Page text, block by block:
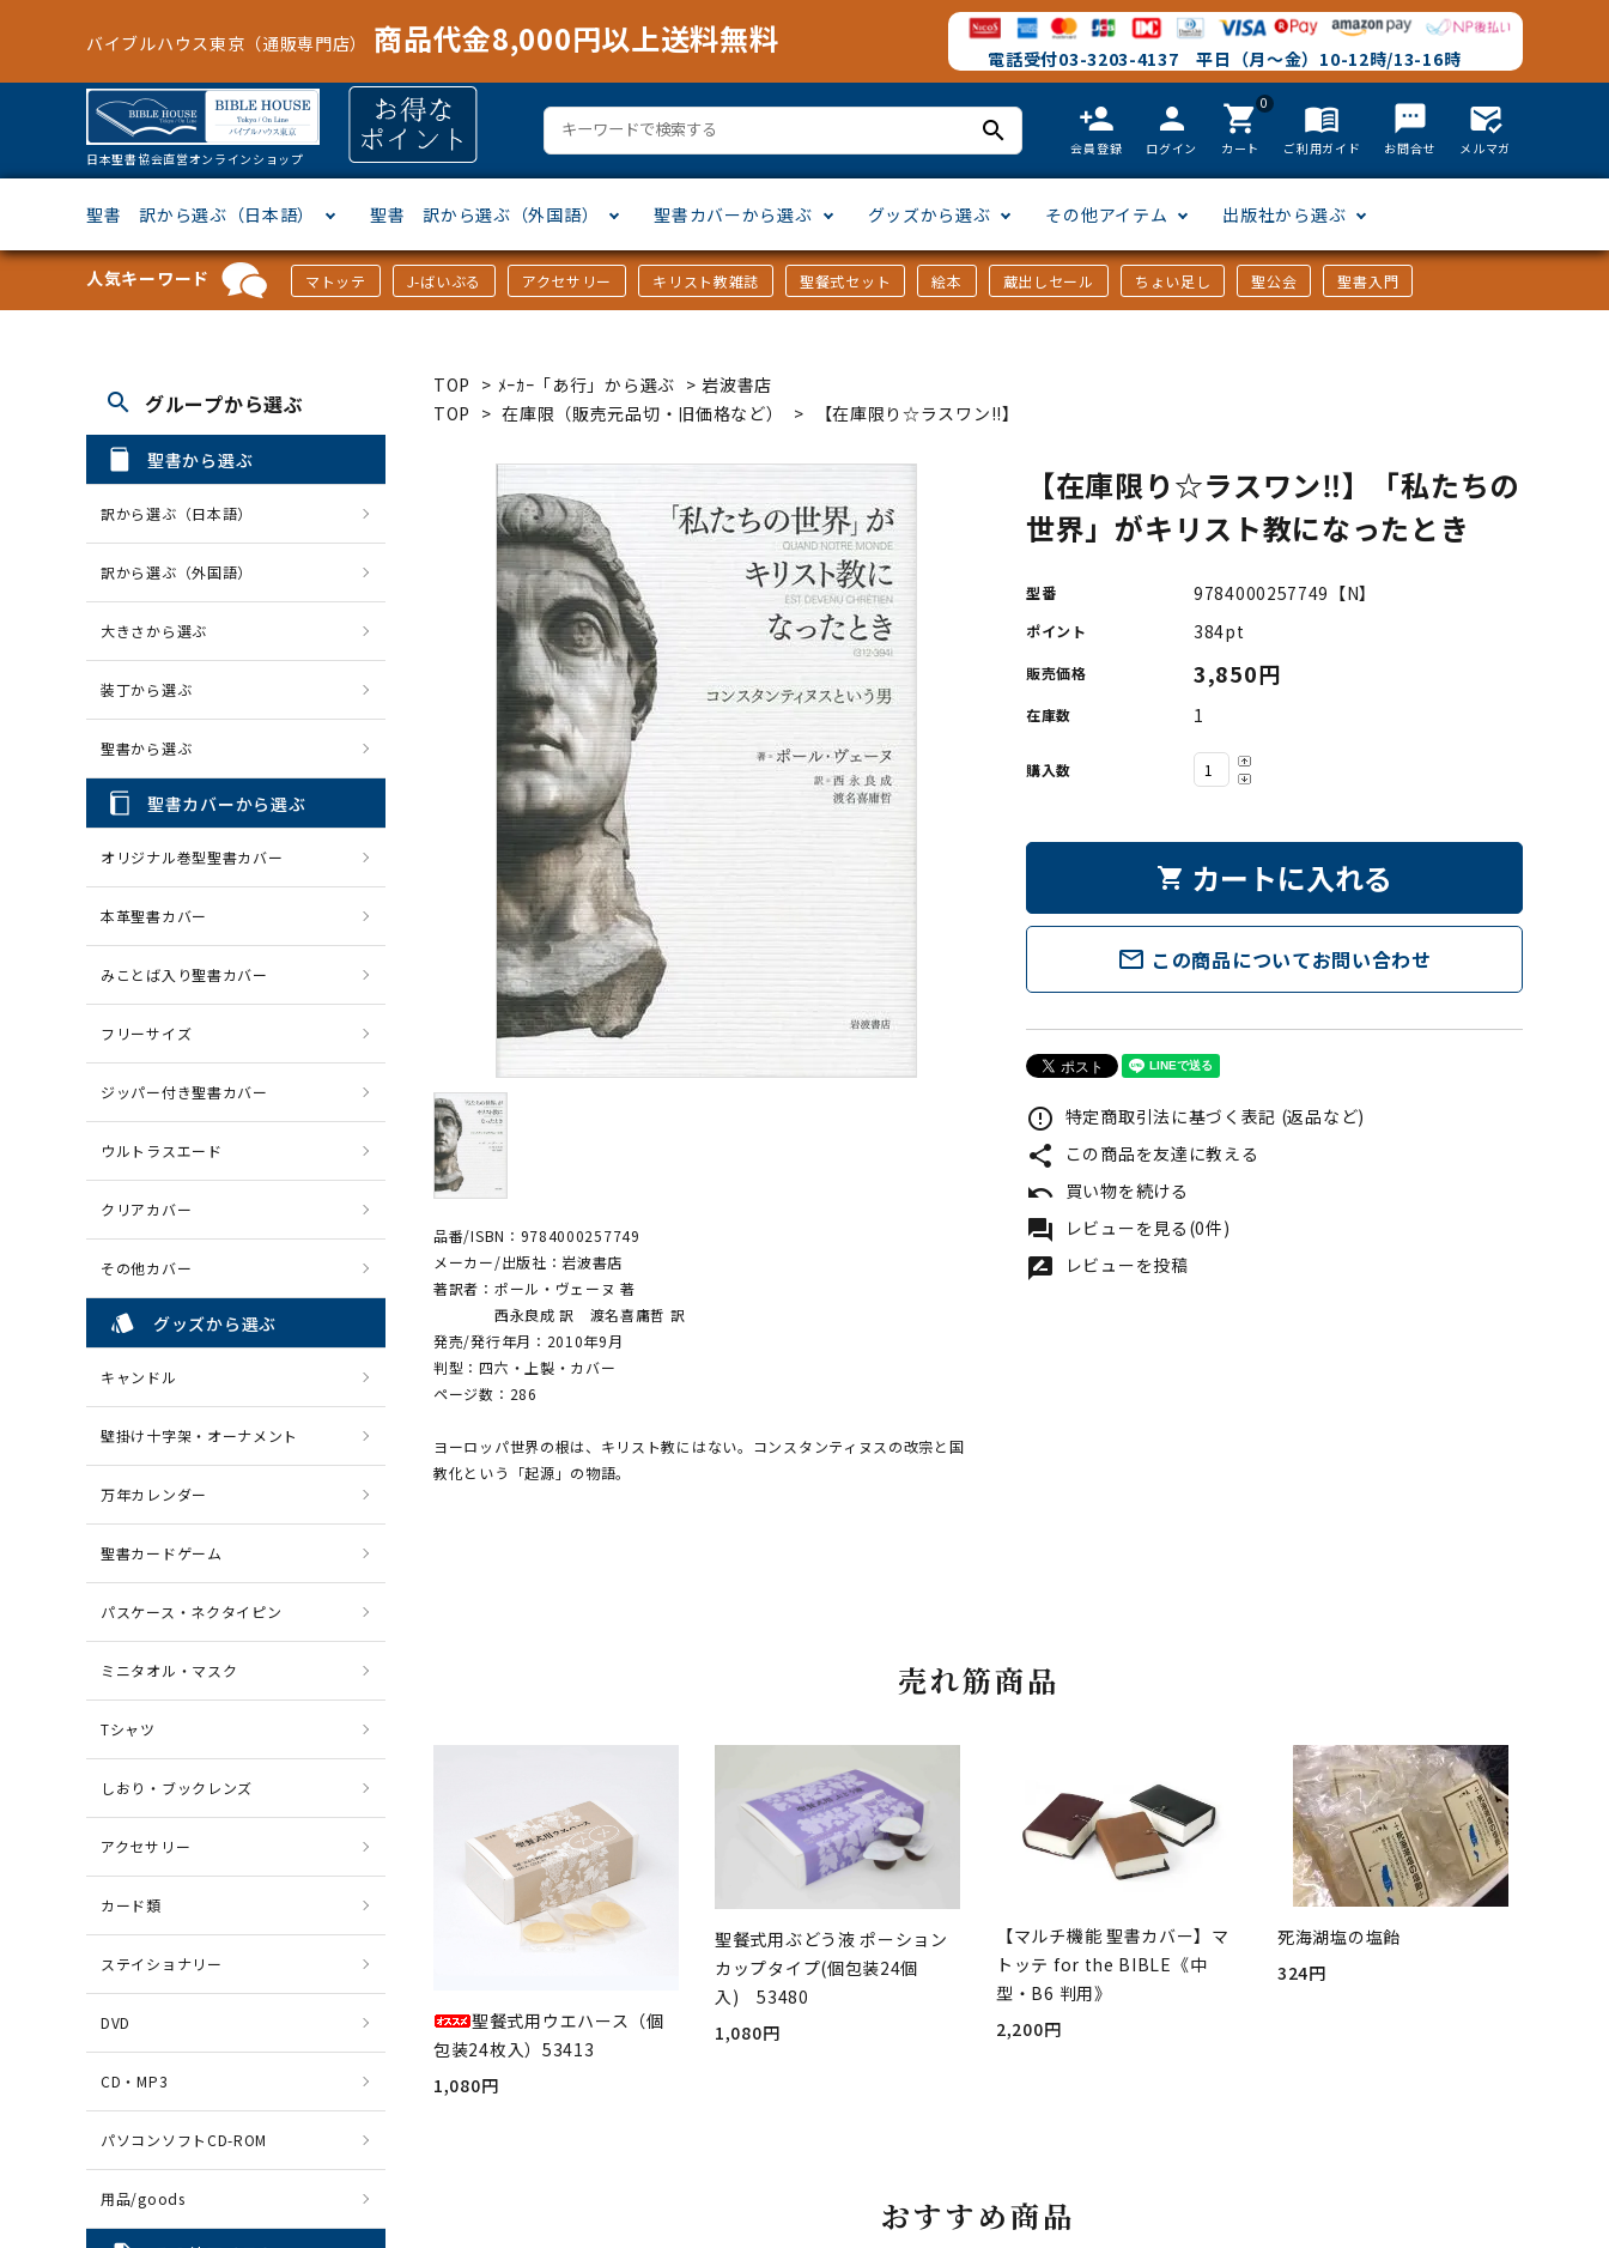
バイブルハウス東京（通販専門店） 商品代金8,000円以上送料無料 電話受付03-3203-4137 平日（月～金）10-12時/13-16時
日本聖書協会直営オンラインショップ
search person_add
会員登録
person
ログイン
0
shopping_cart
カート
menu_book
ご利用ガイド
textsms
お問合せ
mark_email_read
メルマガ
聖書 訳から選ぶ（日本語）
新改訳 フランシスコ会訳 個人訳・その他
聖書 訳から選ぶ（外国語）
ドイツ語 フランス語 中国・台湾語
その他ヨーロッパ言語 アフリカの言語
聖書カバーから選ぶ
ジッパー付き聖書カバー ウルトラスエード クリアカバー
グッズから選ぶ
パスケース・ネクタイピン ミニタオル・マスク Tシャツ
カード類 DVD
CD・MP3 パソコンソフトCD-ROM 用品/goods
その他アイテム
聖書通読 キリスト教雑誌 アートバイブル・額装
クリスマス特集
出版社から選ぶ
「な行」から選ぶ 「は行」から選ぶ 「ま行」から選ぶ
「わ行」から選ぶ
人気キーワード マトッテ J-ばいぶる アクセサリー キリスト教雑誌 聖餐式セット 絵本 蔵出しセール ちょい足し 聖公会 聖書入門
TOP > ﾒｰｶｰ「あ行」から選ぶ > 岩波書店
TOP > 在庫限（販売元品切・旧価格など） > 【在庫限り☆ラスワン!!】
品番/ISBN：9784000257749
メーカー/出版社：岩波書店
著訳者：ポール・ヴェーヌ 著
西永良成 訳 渡名喜庸哲 訳
発売/発行年月：2010年9月
判型：四六・上製・カバー
ページ数：286
ヨーロッパ世界の根は、キリスト教にはない。コンスタンティヌスの改宗と国
教化という「起源」の物語。
【在庫限り☆ラスワン‼】「私たちの
世界」がキリスト教になったとき
型番 9784000257749【N】
ポイント 384pt
販売価格 3,850円
在庫数 1
購入数
shopping_cart カートに入れる
mail_outline この商品についてお問い合わせ
error_outline 特定商取引法に基づく表記 (返品など)
share この商品を友達に教える
undo 買い物を続ける
forum レビューを見る(0件)
rate_review レビューを投稿
売れ筋商品
聖餐式用ウエハース（個
包装24枚入）53413
1,080円
聖餐式用ぶどう液 ポーション
カップタイプ(個包装24個
入) 53480
1,080円
【マルチ機能 聖書カバー】マ
トッテ for the BIBLE《中
型・B6 判用》
2,200円
死海湖塩の塩飴
324円
おすすめ商品
search グループから選ぶ
聖書から選ぶ
訳から選ぶ（日本語）
訳から選ぶ（外国語）
大きさから選ぶ
装丁から選ぶ
聖書から選ぶ
聖書カバーから選ぶ
オリジナル巻型聖書カバー
本革聖書カバー
みことば入り聖書カバー
フリーサイズ
ジッパー付き聖書カバー
ウルトラスエード
クリアカバー
その他カバー
style グッズから選ぶ
キャンドル
壁掛け十字架・オーナメント
万年カレンダー
聖書カードゲーム
パスケース・ネクタイピン
ミニタオル・マスク
Tシャツ
しおり・ブックレンズ
アクセサリー
カード類
ステイショナリー
DVD
CD・MP3
パソコンソフトCD-ROM
用品/goods